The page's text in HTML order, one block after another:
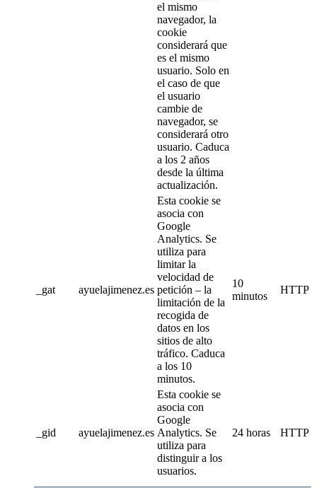
el mismo
navegador, la
cookie
considerará que
es el mismo
usuario. Solo en
el caso de que
el usuario
cambie de
navegador, se
considerará otro
usuario. Caduca
a los 2 años
desde la última
actualización.
_gat ayuelajimenez.es
Esta cookie se
asocia con
Google
Analytics. Se
utiliza para
limitar la
velocidad de
petición – la
limitación de la
recogida de
datos en los
sitios de alto
tráfico. Caduca
a los 10
minutos.
10
minutos
HTTP
_gid ayuelajimenez.es
Esta cookie se
asocia con
Google
Analytics. Se
utiliza para
distinguir a los
usuarios.
24 horas HTTP